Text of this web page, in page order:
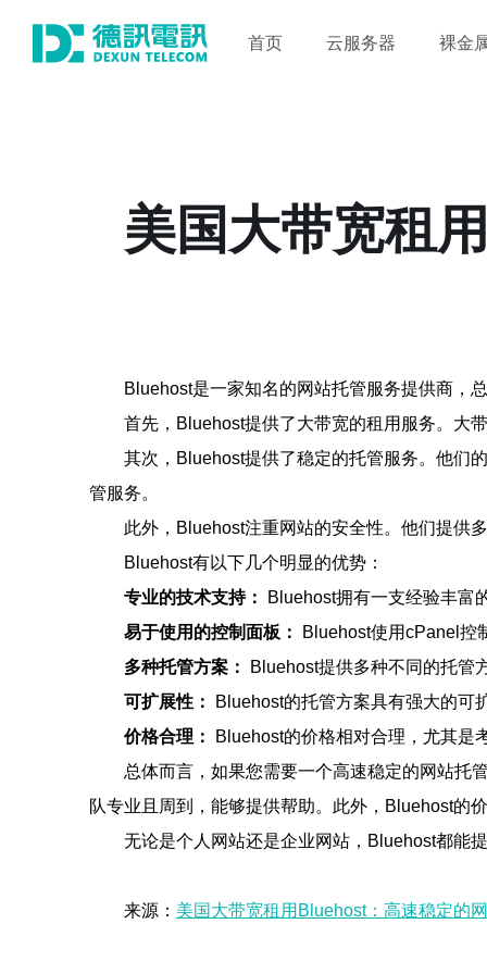
首页 云服务器 裸金
美国大带宽租
Bluehost是一家知名的网站托管服务提供商，
首先，Bluehost提供了大带宽的租用服务。大
其次，Bluehost提供了稳定的托管服务。他们
管服务。
此外，Bluehost注重网站的安全性。他们提供
Bluehost有以下几个明显的优势：
专业的技术支持：
Bluehost拥有一支经验丰富
易于使用的控制面板：
Bluehost使用cPanel控
多种托管方案：
Bluehost提供多种不同的托管
可扩展性：
Bluehost的托管方案具有强大的可
价格合理：
Bluehost的价格相对合理，尤其是
总体而言，如果您需要一个高速稳定的网站托
队专业且周到，能够提供帮助。此外，Bluehost的
无论是个人网站还是企业网站，Bluehost都能
来源： 美国大带宽租用Bluehost：高速稳定的